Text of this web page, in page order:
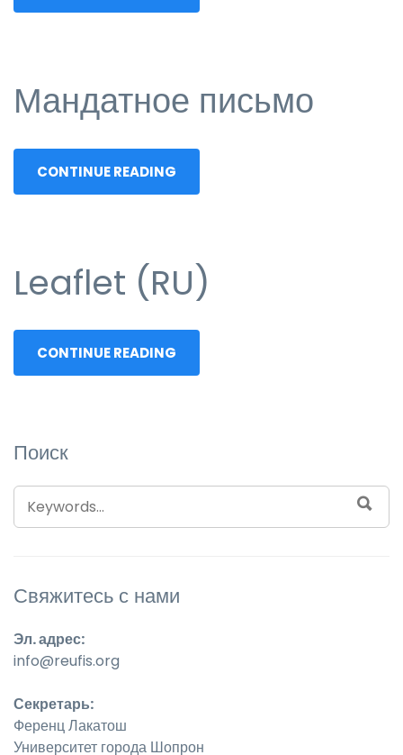
Мандатное письмо
CONTINUE READING
Leaflet (RU)
CONTINUE READING
Поиск
SEARCH FOR:
Свяжитесь с нами
Эл. адрес:
info@reufis.org
Секретарь:
Ференц Лакатош
Университет города Шопрон